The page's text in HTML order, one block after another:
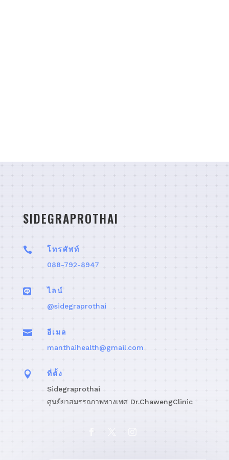
SIDEGRAPROTHAI

โทรศัพท์
088-792-8947

ไลน์
@sidegraprothai

อีเมล
manthaihealth@gmail.com

ที่ตั้ง
Sidegraprothai
ศูนย์ยาสมรรถภาพทางเพศ Dr.ChawengClinic